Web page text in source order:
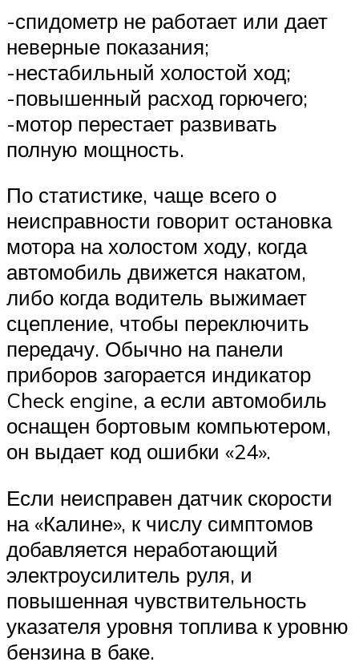
-спидометр не работает или дает
неверные показания;
-нестабильный холостой ход;
-повышенный расход горючего;
-мотор перестает развивать
полную мощность.
По статистике, чаще всего о
неисправности говорит остановка
мотора на холостом ходу, когда
автомобиль движется накатом,
либо когда водитель выжимает
сцепление, чтобы переключить
передачу. Обычно на панели
приборов загорается индикатор
Check engine, а если автомобиль
оснащен бортовым компьютером,
он выдает код ошибки «24».
Если неисправен датчик скорости
на «Калине», к числу симптомов
добавляется неработающий
электроусилитель руля, и
повышенная чувствительность
указателя уровня топлива к уровню
бензина в баке.